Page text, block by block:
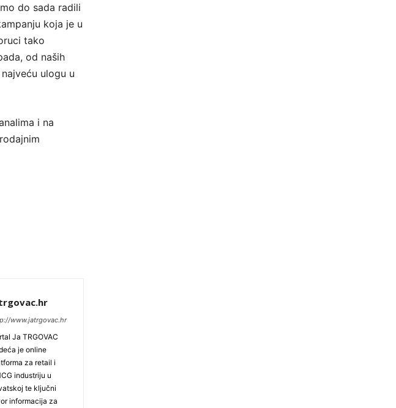
do sada radili
koja je u
tako
od naših
ulogu u
i na
www.jatrgovac.hr
Ja TRGOVAC
je online
za retail i
industriju u
te ključni
informacija za